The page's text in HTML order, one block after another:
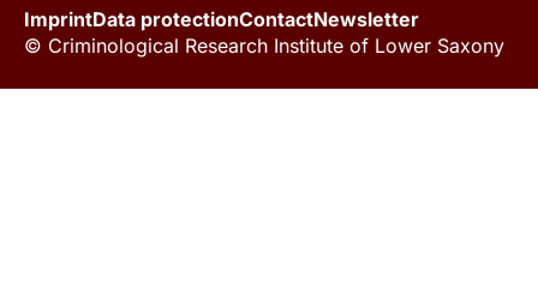
ImprintData protectionContactNewsletter
© Criminological Research Institute of Lower Saxony